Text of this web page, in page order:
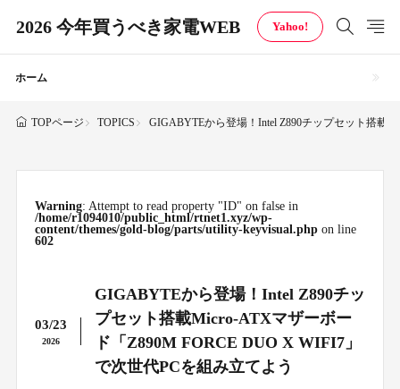
2026 今年買うべき家電WEB Yahoo!
ホーム
TOPページ TOPICS GIGABYTEから登場！Intel Z890チップセット搭載
Warning: Attempt to read property "ID" on false in
/home/r1094010/public_html/rtnet1.xyz/wp-
content/themes/gold-blog/parts/utility-keyvisual.phpon line
602
03/23
2026
GIGABYTEから登場！Intel Z890チッ
プセット搭載Micro-ATXマザーボー
ド「Z890M FORCE DUO X WIFI7」
で次世代PCを組み立てよう